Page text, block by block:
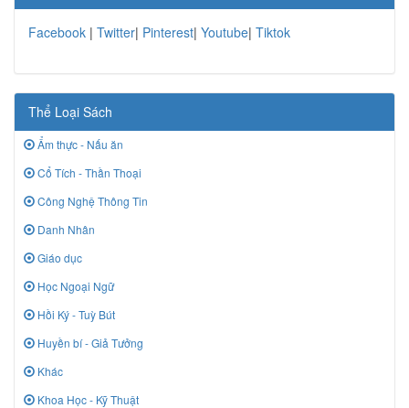
Facebook | Twitter| Pinterest| Youtube| Tiktok
Thể Loại Sách
Ẩm thực - Nấu ăn
Cổ Tích - Thần Thoại
Công Nghệ Thông Tin
Danh Nhân
Giáo dục
Học Ngoại Ngữ
Hồi Ký - Tuỳ Bút
Huyền bí - Giả Tưởng
Khác
Khoa Học - Kỹ Thuật